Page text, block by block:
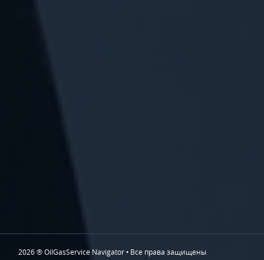
2026 ® OilGasService Navigator • Все права защищены